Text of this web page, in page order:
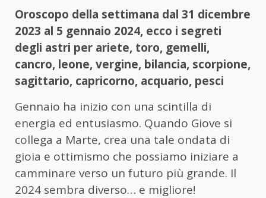
Oroscopo della settimana dal 31 dicembre
2023 al 5 gennaio 2024, ecco i segreti
degli astri per ariete, toro, gemelli,
cancro, leone, vergine, bilancia, scorpione,
sagittario, capricorno, acquario, pesci
Gennaio ha inizio con una scintilla di
energia ed entusiasmo. Quando Giove si
collega a Marte, crea una tale ondata di
gioia e ottimismo che possiamo iniziare a
camminare verso un futuro più grande. Il
2024 sembra diverso… e migliore!